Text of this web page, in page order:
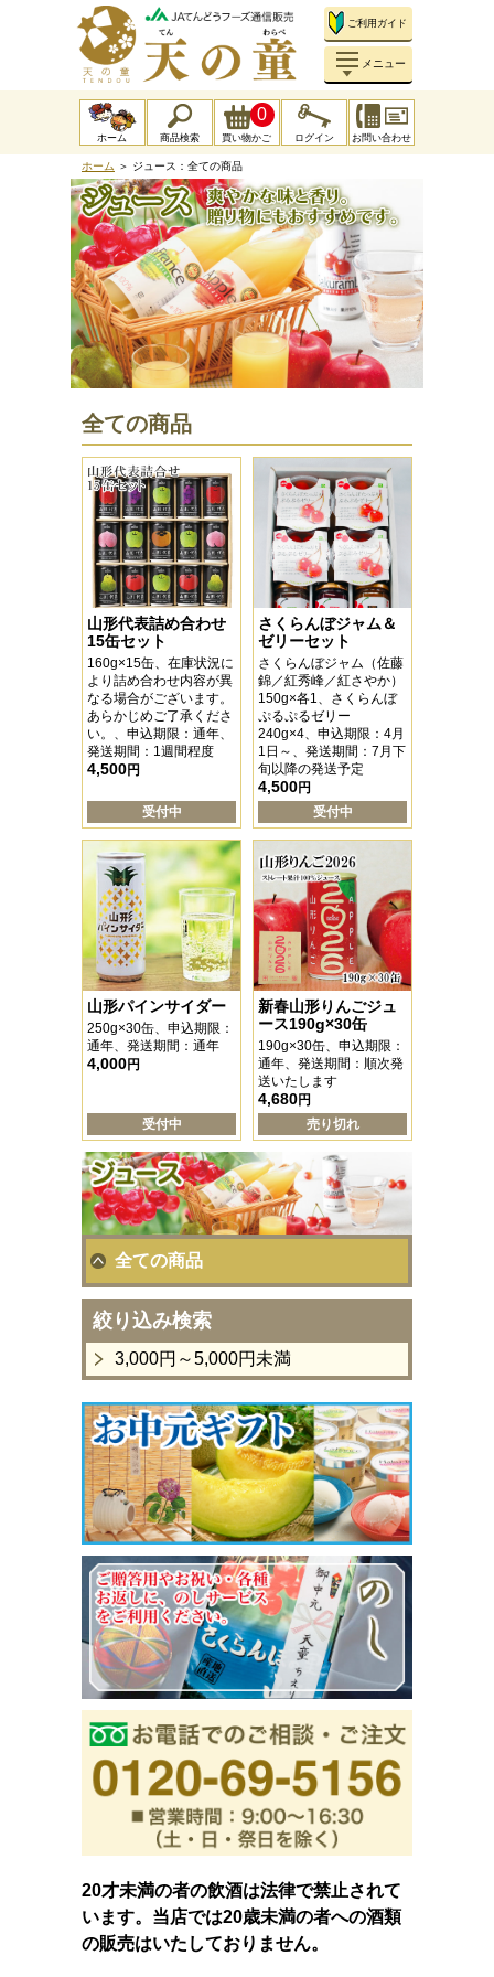
ご利用ガイド
メニュー
ホーム 商品検索 買い物かご
0
ログイン お問い合わせ
ホーム ＞ ジュース：全ての商品
全ての商品
山形代表詰め合わせ
15缶セット
160g×15缶、在庫状況に
より詰め合わせ内容が異
なる場合がございます。
あらかじめご了承くださ
い。、申込期限：通年、
発送期間：1週間程度
4,500円
受付中
さくらんぼジャム＆
ゼリーセット
さくらんぼジャム（佐藤
錦／紅秀峰／紅さやか）
150g×各1、さくらんぼ
ぷるぷるゼリー
240g×4、申込期限：4月
1日～、発送期間：7月下
旬以降の発送予定
4,500円
受付中
山形パインサイダー
250g×30缶、申込期限：
通年、発送期間：通年
4,000円
受付中
新春山形りんごジュ
ース190g×30缶
190g×30缶、申込期限：
通年、発送期間：順次発
送いたします
4,680円
売り切れ
全ての商品
絞り込み検索
3,000円～5,000円未満
20才未満の者の飲酒は法律で禁止されて
います。当店では20歳未満の者への酒類
の販売はいたしておりません。